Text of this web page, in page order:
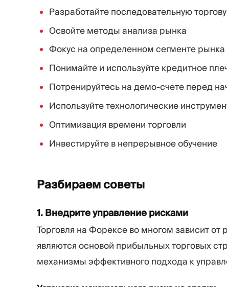
Разработайте последовательную
Освойте методы анализа рынка
Фокус на определенном сегменте рынка
Понимайте и используйте кредитное
Потренируйтесь на демо-счете перед
Используйте технологические
Оптимизация времени торговли
Инвестируйте в непрерывное обучение
Разбираемсоветы
1. Внедрите управление рисками
Торговля на Форексе во многом зависит
являются основой прибыльных торговых
механизмы эффективного подхода к